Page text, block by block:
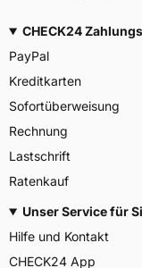
CHECK24
PayPal
Kreditkarten
Sofortüberweisung
Rechnung
Lastschrift
Ratenkauf
Unser Service für
Hilfe und Kontakt
CHECK24 App